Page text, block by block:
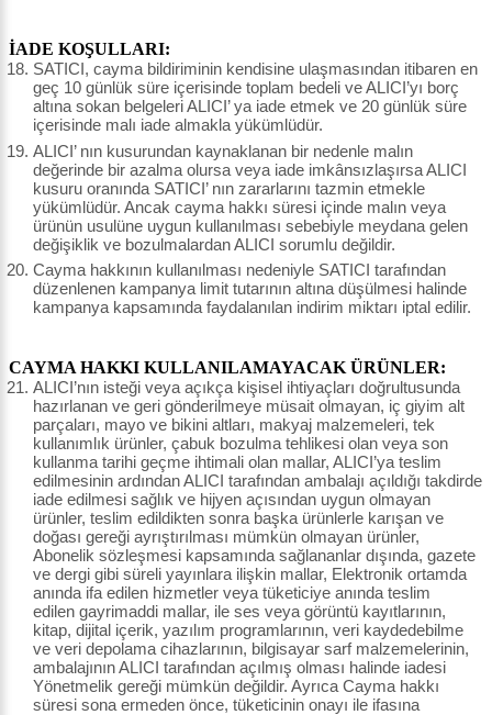
İADE KOŞULLARI:
SATICI, cayma bildiriminin kendisine ulaşmasından itibaren en
geç 10 günlük süre içerisinde toplam bedeli ve ALICI’yı borç
altına sokan belgeleri ALICI’ ya iade etmek ve 20 günlük süre
içerisinde malı iade almakla yükümlüdür.
ALICI’ nın kusurundan kaynaklanan bir nedenle malın
değerinde bir azalma olursa veya iade imkânsızlaşırsa ALICI
kusuru oranında SATICI’ nın zararlarını tazmin etmekle
yükümlüdür. Ancak cayma hakkı süresi içinde malın veya
ürünün usulüne uygun kullanılması sebebiyle meydana gelen
değişiklik ve bozulmalardan ALICI sorumlu değildir.
Cayma hakkının kullanılması nedeniyle SATICI tarafından
düzenlenen kampanya limit tutarının altına düşülmesi halinde
kampanya kapsamında faydalanılan indirim miktarı iptal edilir.
CAYMA HAKKI KULLANILAMAYACAK ÜRÜNLER:
ALICI’nın isteği veya açıkça kişisel ihtiyaçları doğrultusunda
hazırlanan ve geri gönderilmeye müsait olmayan, iç giyim alt
parçaları, mayo ve bikini altları, makyaj malzemeleri, tek
kullanımlık ürünler, çabuk bozulma tehlikesi olan veya son
kullanma tarihi geçme ihtimali olan mallar, ALICI’ya teslim
edilmesinin ardından ALICI tarafından ambalajı açıldığı takdirde
iade edilmesi sağlık ve hijyen açısından uygun olmayan
ürünler, teslim edildikten sonra başka ürünlerle karışan ve
doğası gereği ayrıştırılması mümkün olmayan ürünler,
Abonelik sözleşmesi kapsamında sağlananlar dışında, gazete
ve dergi gibi süreli yayınlara ilişkin mallar, Elektronik ortamda
anında ifa edilen hizmetler veya tüketiciye anında teslim
edilen gayrimaddi mallar, ile ses veya görüntü kayıtlarının,
kitap, dijital içerik, yazılım programlarının, veri kaydedebilme
ve veri depolama cihazlarının, bilgisayar sarf malzemelerinin,
ambalajının ALICI tarafından açılmış olması halinde iadesi
Yönetmelik gereği mümkün değildir. Ayrıca Cayma hakkı
süresi sona ermeden önce, tüketicinin onayı ile ifasına